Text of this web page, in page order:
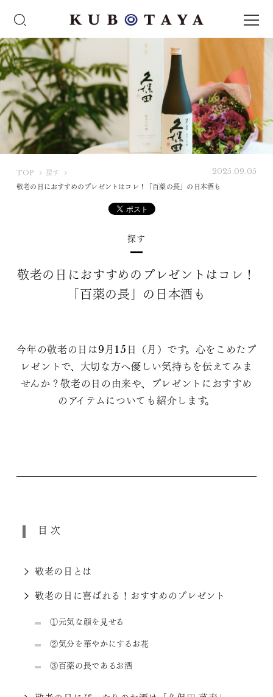
TOP
U
探す
敬老の日におすすめのプレゼントはコレ！「百薬の長」の日本酒も
2025.09.05
探す
敬老の日におすすめのプレゼントはコレ！
「百薬の長」の日本酒も
今年の敬老の日は9月15日（月）です。心をこめたプ
レゼントで、大切な方へ優しい気持ちを伝えてみま
せんか？敬老の日の由来や、プレゼントにおすすめ
のアイテムについても紹介します。
目次
敬老の日とは
敬老の日に喜ばれる！おすすめのプレゼント
①元気な顔を見せる
②気分を華やかにするお花
③百薬の長であるお酒